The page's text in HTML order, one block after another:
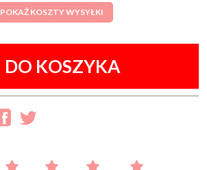
POKAŻ KOSZTY WYSYŁKI
DO KOSZYKA